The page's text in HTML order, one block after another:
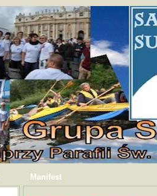
Manifest